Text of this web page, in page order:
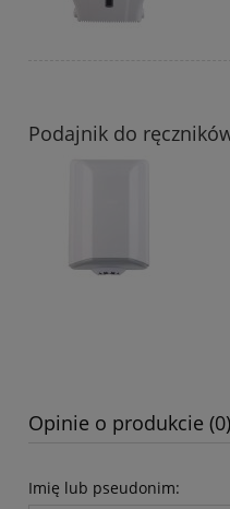
Podajnik do
Opinie o produkcie (0)
Imię lub pseudonim: